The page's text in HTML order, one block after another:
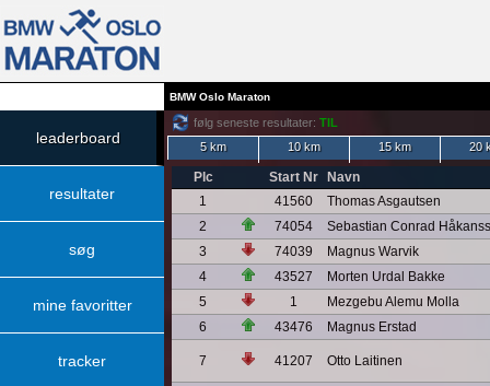
BMW Oslo Maraton
leaderboard
resultater
søg
mine favoritter
tracker
følg seneste resultater: TIL
5 km
10 km 15 km 20
Plc Start Nr
Navn
1
41560
Thomas Asgautsen
2
74054
Sebastian Conrad
3
74039
Magnus Warvik
4
43527
Morten Urdal Bakke
5
1
Mezgebu Alemu Molla
6
43476 Magnus Erstad
7 41207 Otto Laitinen